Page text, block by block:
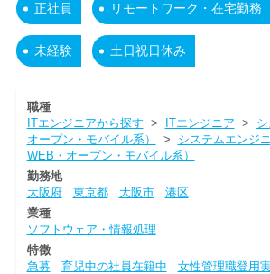
正社員 リモートワーク・在宅勤務
未経験 土日祝日休み
職種
ITエンジニアから探す > ITエンジニア >
オープン・モバイル系）
> システムエンジ
WEB・オープン・モバイル系）
勤務地
大阪府
東京都 大阪市
港区
業種
ソフトウェア・情報処理
特徴
急募
育児中の社員在籍中 女性管理職登用